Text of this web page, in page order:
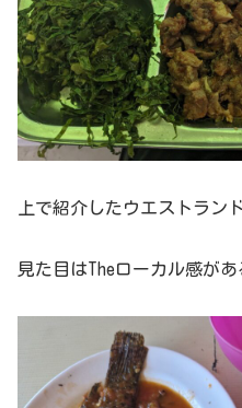
上で紹介したウエストラン
見た目はTheローカル感があ